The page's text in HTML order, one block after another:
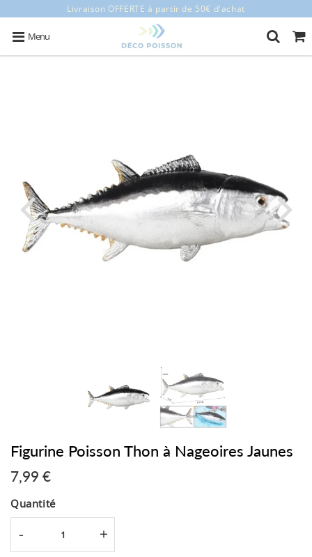
Livraison OFFERTE à partir de 50€ d'achat
Menu
Figurine Poisson Thon à Nageoires Jaunes
7,99 €
price
Quantité
- +